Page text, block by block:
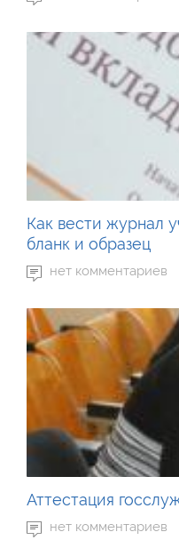
Как вести журнал
бланк и образец
нет комментариев
Аттестация
нет комментариев